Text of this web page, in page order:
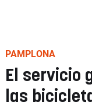
PAMPLONA
El servicio
las